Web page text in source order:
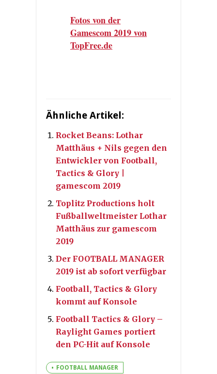
Fotos von der
Gamescom 2019 von
TopFree.de
Ähnliche Artikel:
Rocket Beans: Lothar
Matthäus + Nils gegen den
Entwickler von Football,
Tactics & Glory |
gamescom 2019
Toplitz Productions holt
Fußballweltmeister Lothar
Matthäus zur gamescom
2019
Der FOOTBALL MANAGER
2019 ist ab sofort verfügbar
Football, Tactics & Glory
kommt auf Konsole
Football Tactics & Glory –
Raylight Games portiert
den PC-Hit auf Konsole
FOOTBALL MANAGER